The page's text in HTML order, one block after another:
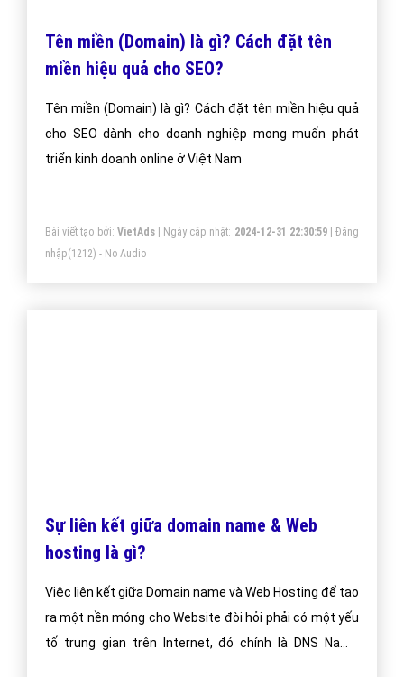
Tên miền (Domain) là gì? Cách đặt tên
miền hiệu quả cho SEO?
Tên miền (Domain) là gì? Cách đặt tên miền hiệu quả
cho SEO dành cho doanh nghiệp mong muốn phát
triển kinh doanh online ở Việt Nam
Bài viết tạo bởi: VietAds| Ngày cập nhật: 2024-12-31 22:30:59|Đăng
nhập(1212) - No Audio
Sự liên kết giữa domain name & Web
hosting là gì?
Việc liên kết giữa Domain name và Web Hosting để tạo
ra một nền móng cho Website đòi hỏi phải có một yếu
tố trung gian trên Internet, đó chính là DNS Name